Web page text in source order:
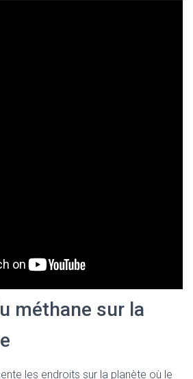
méthane sur la
les endroits sur la planète où le